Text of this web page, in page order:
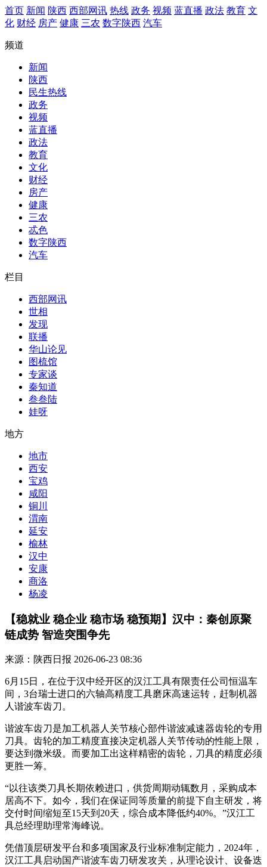
首页 新闻 陕西 西部网讯 热线 政务 视频 蓝直播 政法 教育 文
化 财经 房产 健康 三农 数字陕西 汽车
频道
新闻
陕西
民生热线
政务
视频
蓝直播
政法
教育
文化
财经
房产
健康
三农
忒色
数字陕西
汽车
栏目
西部网讯
世相
发现
联播
华山论见
图梳馆
专家谈
秦知道
叁叁陆
娃呀
地方
地市
西安
宝鸡
咸阳
铜川
渭南
延安
榆林
汉中
安康
商洛
杨凌
【稳就业 稳企业 稳市场 稳预期】汉中：秦创原聚
链成势 智造突围争先
来源：陕西日报 2026-06-23 08:36
6月15日，在位于汉中经开区的汉江工具有限责任公司恒温车
间，3台瑞士进口的六轴高精度工具磨床高速运转，赶制机器
人谐波车齿刀。
谐波车齿刀是加工机器人关节核心部件谐波减速器齿轮的专用
刀具。齿轮的加工精度直接决定机器人关节传动的性能上限，
要达到微米级。而要加工出这样精密的齿轮，刀具的精度必须
更胜一筹。
“以往该类刀具长期依赖进口，供货周期动辄数月，采购成本
居高不下。如今，我们在保证同等质量的前提下自主研发，将
交付时间缩短至15天到20天，综合成本降低约40%。”汉江工
具总经理助理常海峰说。
凭借顶层研发平台和多项国家及行业标准制定能力，2024年，
汉江工具启动国产谐波车齿刀研发攻关，从理论设计、设备迭